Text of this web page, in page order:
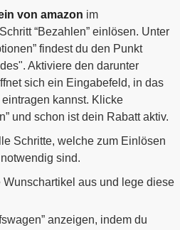
von amazon im
“Bezahlen” einlösen. Unter
findest du den Punkt
Aktiviere den darunter
sich ein Eingabefeld, in das
kannst. Klicke
und schon ist dein Rabatt aktiv.
Schritte, welche zum Einlösen
sind.
aus und lege diese
anzeigen, indem du